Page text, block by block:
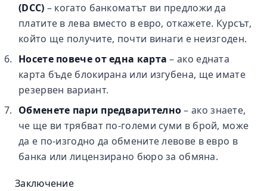
(DCC) – когато банкоматът ви предложи да
платите в лева вместо в евро, откажете. Курсът,
който ще получите, почти винаги е неизгоден.
Носете повече от една карта – ако едната
карта бъде блокирана или изгубена, ще имате
резервен вариант.
Обменете пари предварително– ако знаете,
че ще ви трябват по‑големи суми в брой, може
да е по‑изгодно да обмените левове в евро в
банка или лицензирано бюро за обмяна.
Заключение